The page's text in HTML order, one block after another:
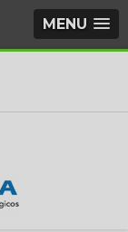
MENU